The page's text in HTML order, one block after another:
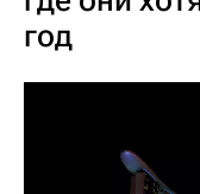
год